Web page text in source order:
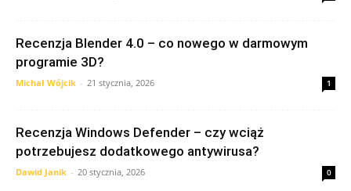
Recenzja Blender 4.0 – co nowego w darmowym
programie 3D?
Michał Wójcik - 21 stycznia, 2026 1
Recenzja Windows Defender – czy wciąż
potrzebujesz dodatkowego antywirusa?
Dawid Janik - 20 stycznia, 2026 0